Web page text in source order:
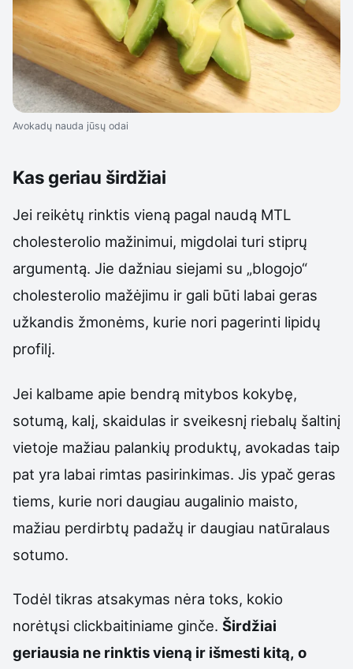
Avokadų nauda jūsų odai
Kas geriau širdžiai
Jei reikėtų rinktis vieną pagal naudą MTL
cholesterolio mažinimui, migdolai turi stiprų
argumentą. Jie dažniau siejami su „blogojo“
cholesterolio mažėjimu ir gali būti labai geras
užkandis žmonėms, kurie nori pagerinti lipidų
profilį.
Jei kalbame apie bendrą mitybos kokybę,
sotumą, kalį, skaidulas ir sveikesnį riebalų šaltinį
vietoje mažiau palankių produktų, avokadas taip
pat yra labai rimtas pasirinkimas. Jis ypač geras
tiems, kurie nori daugiau augalinio maisto,
mažiau perdirbtų padažų ir daugiau natūralaus
sotumo.
Todėl tikras atsakymas nėra toks, kokio
norėtųsi clickbaitiniame ginče. Širdžiai
geriausia ne rinktis vieną ir išmesti kitą, o